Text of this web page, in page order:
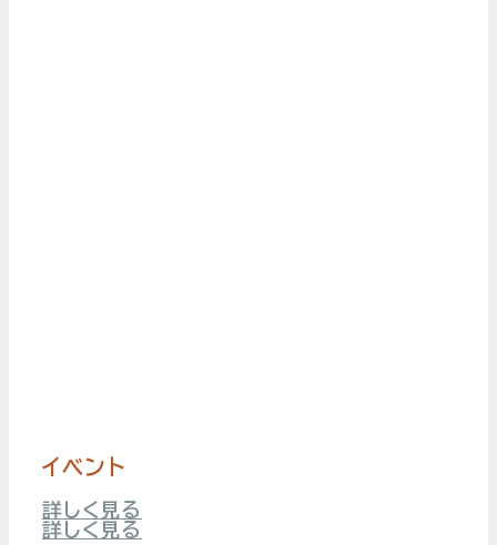
イベント
詳しく見る
詳しく見る